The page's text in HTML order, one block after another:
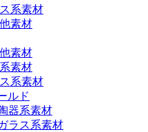
系素材
素材
素材
素材
系素材
ルド
器系素材
ラス系素材